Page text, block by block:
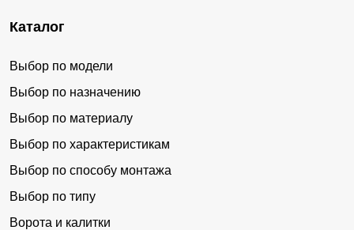
Каталог
Выбор по модели
Выбор по назначению
Выбор по материалу
Выбор по характеристикам
Выбор по способу монтажа
Выбор по типу
Ворота и калитки